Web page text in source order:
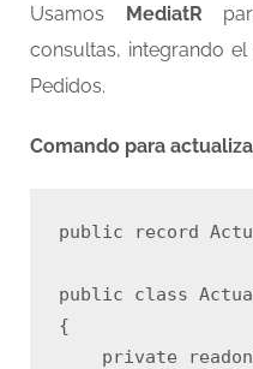
Usamos MediatR
consultas, integrando
Pedidos.
Comando para
public record
public class
{
private